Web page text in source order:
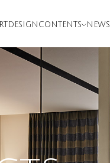
DESIGN CONTENTS NEWS